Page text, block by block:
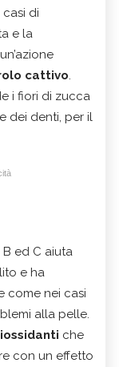
di
e la
cattivo.
i fiori di zucca
dei denti, per il
ed C aiuta
e ha
come nei casi
alla pelle.
che
con un effetto